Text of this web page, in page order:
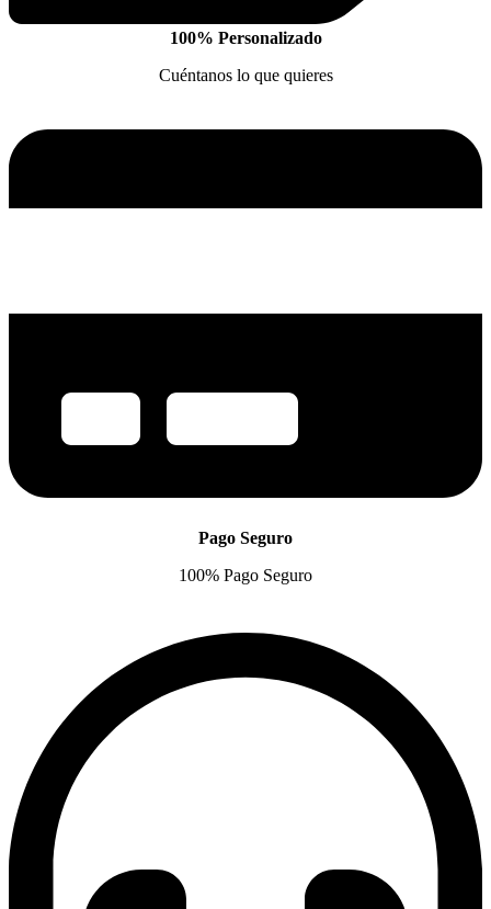
100% Personalizado
Cuéntanos lo que quieres
Pago Seguro
100% Pago Seguro